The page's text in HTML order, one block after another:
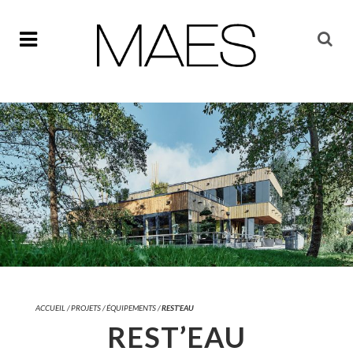
ACCUEIL /PROJETS/ÉQUIPEMENTS/REST’EAU
REST’EAU